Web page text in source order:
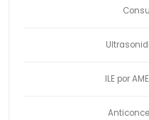
ILE por